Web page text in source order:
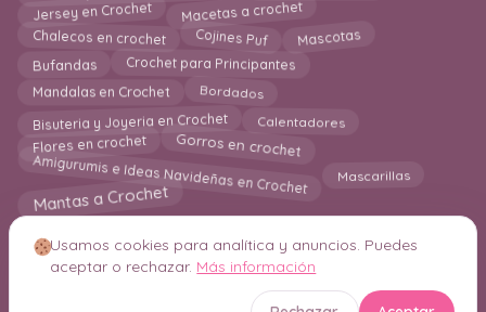
Jersey en Crochet Macetas a crochet
Chalecos en crochet Cojines Puf Mascotas
Bufandas Crochet para Principantes
Mandalas en Crochet Bordados
Bisuteria y Joyeria en Crochet Calentadores
Flores en crochet Gorros en crochet
Amigurumis e Ideas Navideñas en Crochet Mascarillas
Mantas a Crochet
© 2026 Crochetisimo. Todos los derechos reservados.
Usamos cookies para analítica y anuncios. Puedes
aceptar o rechazar. Más información